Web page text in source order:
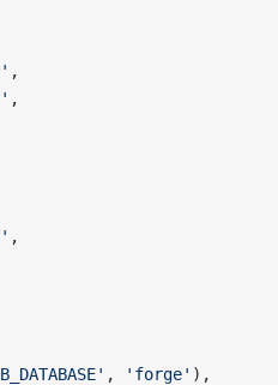
,
,
,
, 'forge' ),